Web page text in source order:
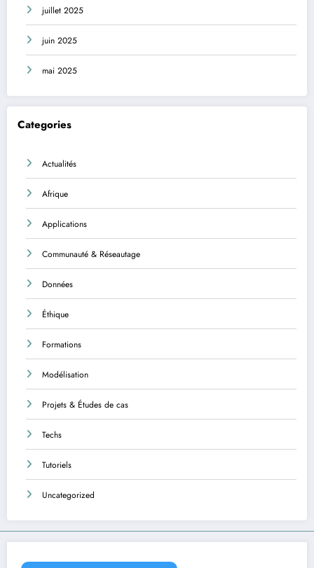
juillet 2025
juin 2025
mai 2025
Categories
Actualités
Afrique
Applications
Communauté & Réseautage
Données
Éthique
Formations
Modélisation
Projets & Études de cas
Techs
Tutoriels
Uncategorized